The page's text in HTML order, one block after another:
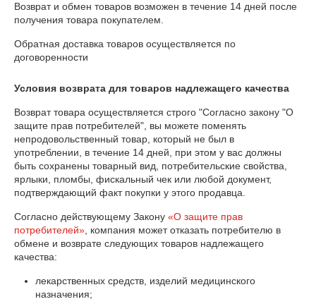
Возврат и обмен товаров возможен в течение 14 дней после
получения товара покупателем.
Обратная доставка товаров осуществляется по
договоренности
Условия возврата для товаров надлежащего качества
Возврат товара осуществляется строго "Согласно закону "О
защите прав потребителей", вы можете поменять
непродовольственный товар, который не был в
употреблении, в течение 14 дней, при этом у вас должны
быть сохранены товарный вид, потребительские свойства,
ярлыки, пломбы, фискальный чек или любой документ,
подтверждающий факт покупки у этого продавца.
Согласно действующему Закону «О защите прав
потребителей» , компания может отказать потребителю в
обмене и возврате следующих товаров надлежащего
качества:
лекарственных средств, изделий медицинского
назначения;